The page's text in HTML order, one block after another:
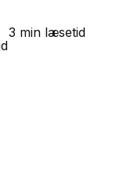
3 min læsetid